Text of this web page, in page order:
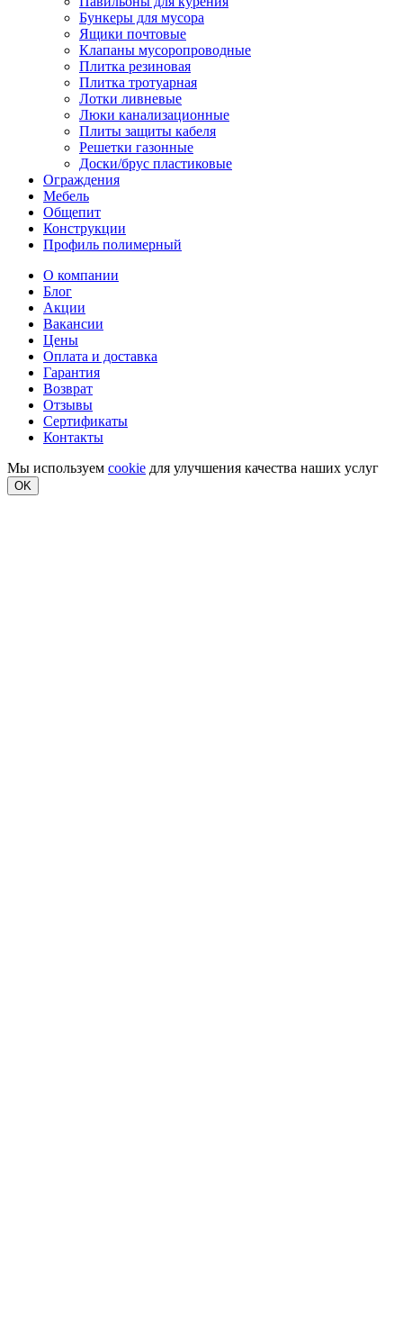
Бункеры для мусора
Ящики почтовые
Клапаны мусоропроводные
Плитка резиновая
Плитка тротуарная
Лотки ливневые
Люки канализационные
Плиты защиты кабеля
Решетки газонные
Доски/брус пластиковые
Ограждения
Мебель
Общепит
Конструкции
Профиль полимерный
О компании
Блог
Акции
Вакансии
Цены
Оплата и доставка
Гарантия
Возврат
Отзывы
Сертификаты
Контакты
Мы используем cookie для улучшения качества наших услуг
OK